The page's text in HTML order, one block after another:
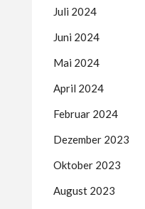
Juli 2024
Juni 2024
Mai 2024
April 2024
Februar 2024
Dezember 2023
Oktober 2023
August 2023